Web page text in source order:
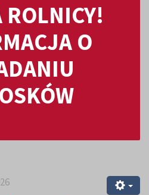
ROLNICY!
O